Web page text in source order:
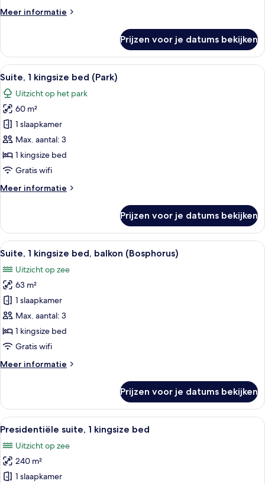
Meer informatie
Meer
1
kingsize
bed,
Prijzen voor je datums bekijken
Alle
foto's
voor
Suite,
kingsize
bed
(Park)
Een moderne hotelkamer met een
13
Suite, 1 kingsize bed (Park)
Uitzicht op het park
60 m²
1 slaapkamer
Max. aantal: 3
1 kingsize bed
Gratis wifi
Meer informatie
Meer
1
kingsize
bed
Prijzen voor je datums bekijken
Alle
foto's
voor
Suite,
kingsize
bed,
balkon
laden
Suite, 1 kingsize bed, balkon
9
Suite, 1 kingsize bed, balkon (Bosphorus)
Uitzicht op zee
63 m²
1 slaapkamer
Max. aantal: 3
1 kingsize bed
Gratis wifi
Meer informatie
Meer
1
kingsize
bed,
(Bosphorus)
Prijzen voor je datums bekijken
Alle
foto's
voor
Presidentiële
suite,
Presidentiële suite, 1 kingsize bed |
23
Presidentiële suite, 1 kingsize bed
Uitzicht op zee
240 m²
1 slaapkamer